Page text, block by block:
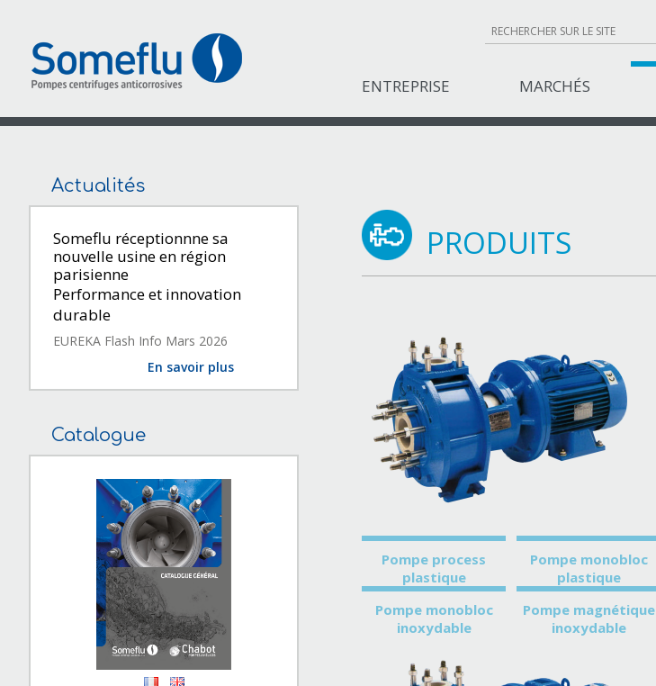
ENTREPRISE MARCHÉS
Actualités
Someflu réceptionnne sa
nouvelle usine en région
parisienne
Performance et innovation
durable
EUREKA Flash Info Mars 2026
En savoir plus
Catalogue
PRODUITS
Pompe process
plastique
Pompe monobloc
plastique
Pompe monobloc
inoxydable
Pompe magnétique
inoxydable